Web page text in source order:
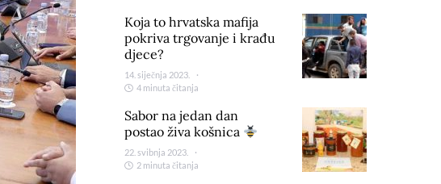
Koja to hrvatska mafija
pokriva trgovanje i krađu
djece?
14. siječnja 2023.
4 minuta čitanja
Sabor na jedan dan
postao živa košnica
22. svibnja 2023.
2 minuta čitanja